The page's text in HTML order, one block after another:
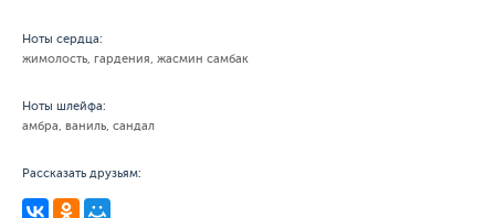
Ноты сердца:
жимолость, гардения, жасмин самбак
Ноты шлейфа:
амбра, ваниль, сандал
Рассказать друзьям: